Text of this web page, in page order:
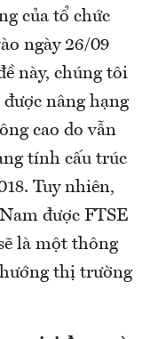
của tổ chức
ngày 26/09
này, chúng tôi
nâng hạng
cao do vẫn
tính cấu trúc
Tuy nhiên,
được FTSE
là một thông
thị trường